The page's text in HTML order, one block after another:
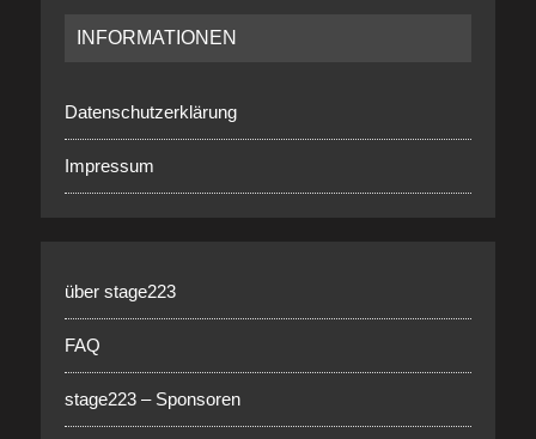
INFORMATIONEN
Datenschutzerklärung
Impressum
über stage223
FAQ
stage223 – Sponsoren